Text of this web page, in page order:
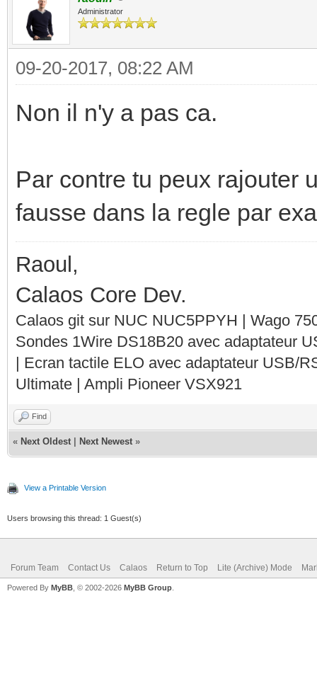
Administrator
09-20-2017, 08:22 AM
Non il n'y a pas ca.
Par contre tu peux rajouter
fausse dans la regle par
Raoul,
Calaos Core Dev.
Calaos git sur NUC NUC5PPYH | Wago
Sondes 1Wire DS18B20 avec adaptateur
| Ecran tactile ELO avec adaptateur USB/
Ultimate | Ampli Pioneer VSX921
Find
« Next Oldest Next Newest »
View a Printable Version
Users browsing this thread: 1 Guest(s)
Forum Team Contact Us Calaos Return to Top Lite (Archive) Mode
Powered By MyBB , © 2002-2026 MyBB Group